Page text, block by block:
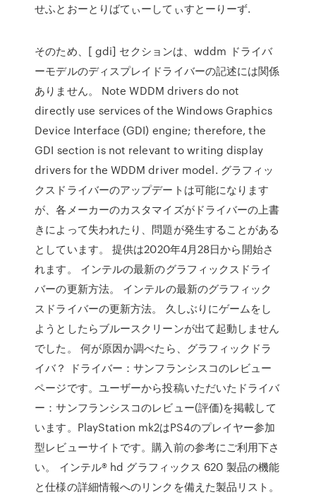
せふとおーとりばてぃーしてぃすとーりーず.
そのため、[ gdi] セクションは、wddm ドライバ
ーモデルのディスプレイドライバーの記述には関係
ありません。 Note WDDM drivers do not
directly use services of the Windows Graphics
Device Interface (GDI) engine; therefore, the
GDI section is not relevant to writing display
drivers for the WDDM driver model. グラフィッ
クスドライバーのアップデートは可能になります
が、各メーカーのカスタマイズがドライバーの上書
きによって失われたり、問題が発生することがある
としています。 提供は2020年4月28日から開始さ
れます。 インテルの最新のグラフィックスドライ
バーの更新方法。 インテルの最新のグラフィック
スドライバーの更新方法。 久しぶりにゲームをし
ようとしたらブルースクリーンが出て起動しません
でした。 何が原因か調べたら、グラフィックドラ
イバ？ ドライバー：サンフランシスコのレビュー
ページです。ユーザーから投稿いただいたドライバ
ー：サンフランシスコのレビュー(評価)を掲載して
います。PlayStation mk2はPS4のプレイヤー参加
型レビューサイトです。購入前の参考にご利用下さ
い。 インテル® hd グラフィックス 620 製品の機能
と仕様の詳細情報へのリンクを備えた製品リスト。